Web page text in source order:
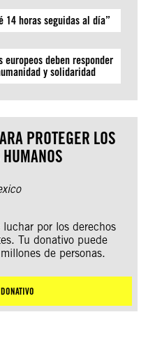
14 horas seguidas al día”
europeos deben responder
y solidaridad
PROTEGER LOS
por los derechos
Tu donativo puede
de personas.